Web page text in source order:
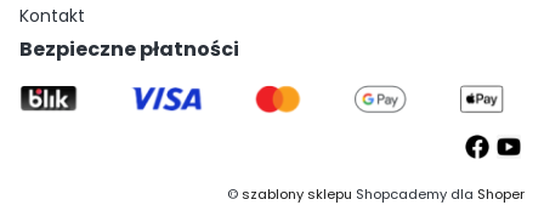
Kontakt
Bezpieczne płatności
©szablony sklepu Shopcademy dla Shoper